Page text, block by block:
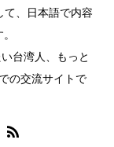
て、日本語で内容
台湾人、もっと
の交流サイトで